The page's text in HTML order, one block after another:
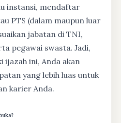
instansi, mendaftar
PTS (dalam maupun luar
jabatan di TNI,
pegawai swasta. Jadi,
ijazah ini, Anda akan
yang lebih luas untuk
karier Anda.